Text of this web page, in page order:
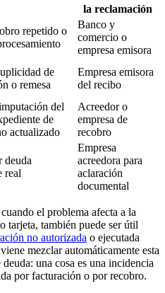
la reclamación
repetido o
Banco y
comercio o
empresa emisora
de
o remesa
Empresa emisora
del recibo
del
de
actualizado
Acreedor o
empresa de
recobro
deuda
real
Empresa
acreedora para
aclaración
documental
el problema afecta a la
tarjeta, también puede ser útil
no autorizada o ejecutada
mezclar automáticamente esta
una cosa es una incidencia
por facturación o por recobro.